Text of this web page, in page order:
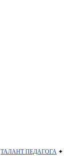
ТАЛАНТ ПЕДАГОГА ✦